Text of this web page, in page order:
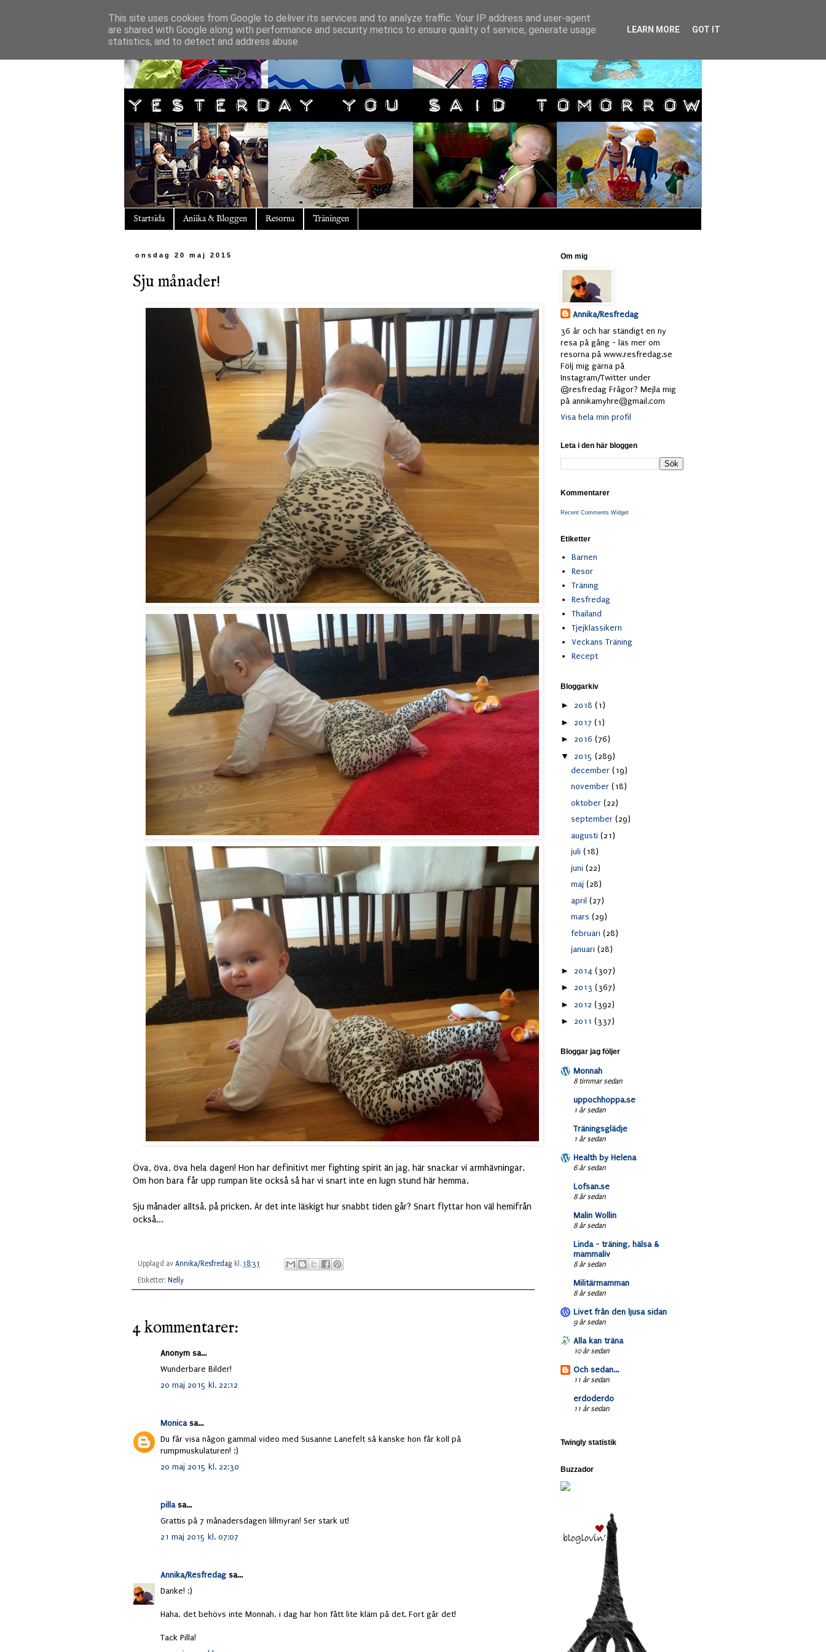
Startsida Aniika & Bloggen Resorna Träningen
onsdag 20 maj 2015
Sju månader!
Öva, öva, öva hela dagen! Hon har definitivt mer fighting spirit än jag, här snackar vi armhävningar.
Om hon bara får upp rumpan lite också så har vi snart inte en lugn stund här hemma.
Sju månader alltså, på pricken. Är det inte läskigt hur snabbt tiden går? Snart flyttar hon väl hemifrån
också...
Upplagd av Annika/Resfredag kl. 18:31
Etiketter: Nelly
4 kommentarer:
Anonym sa...
Wunderbare Bilder!
20 maj 2015 kl. 22:12
Monicasa...
Du får visa någon gammal video med Susanne Lanefelt så kanske hon får koll på
rumpmuskulaturen! :)
20 maj 2015 kl. 22:30
pillasa...
Grattis på 7 månadersdagen lillmyran! Ser stark ut!
21 maj 2015 kl. 07:07
Annika/Resfredagsa...
Danke! :)
Haha, det behövs inte Monnah, i dag har hon fått lite kläm på det. Fort går det!
Tack Pilla!
Om mig
Annika/Resfredag
36 år och har ständigt en ny
resa på gång - läs mer om
resorna på www.resfredag.se
Följ mig gärna på
Instagram/Twitter under
@resfredag Frågor? Mejla mig
på annikamyhre@gmail.com
Visa hela min profil
Leta i den här bloggen
Kommentarer
Recent Comments Widget
Etiketter
Barnen
Resor
Träning
Resfredag
Thailand
Tjejklassikern
Veckans Träning
Recept
Bloggarkiv
► 2018 (1)
► 2017 (1)
► 2016 (76)
▼ 2015 (289)
december (19)
november (18)
oktober (22)
september (29)
augusti (21)
juli (18)
juni (22)
maj (28)
april (27)
mars (29)
februari (28)
januari (28)
► 2014 (307)
► 2013 (367)
► 2012 (392)
► 2011 (337)
Bloggar jag följer
Monnah
8 timmar sedan
uppochhoppa.se
1 år sedan
Träningsglädje
1 år sedan
Health by Helena
6 år sedan
Lofsan.se
8 år sedan
Malin Wollin
8 år sedan
Linda - träning, hälsa &
mammaliv
8 år sedan
Militärmamman
8 år sedan
Livet från den ljusa sidan
9 år sedan
Alla kan träna
10 år sedan
Och sedan...
11 år sedan
erdoderdo
11 år sedan
Twingly statistik
Buzzador
This site uses cookies from Google to deliver its services and to analyze traffic. Your IP address and user-agent
are shared with Google along with performance and security metrics to ensure quality of service, generate usage
statistics, and to detect and address abuse.
LEARN MORE GOT IT